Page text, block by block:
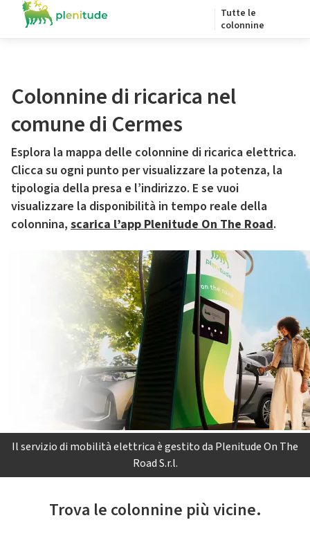
Tutte le
colonnine
Colonnine di ricarica nel
comune di Cermes
Esplora la mappa delle colonnine di ricarica elettrica.
Clicca su ogni punto per visualizzare la potenza, la
tipologia della presa e l’indirizzo. E se vuoi
visualizzare la disponibilità in tempo reale della
colonnina, scarica l’app Plenitude On The Road.
Il servizio di mobilità elettrica è gestito da Plenitude On The
Road S.r.l.
Trova le colonnine più vicine.